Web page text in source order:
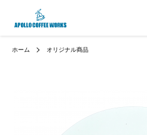
ホーム オリジナル商品